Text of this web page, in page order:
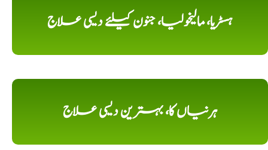
ہسٹریا، مالیخولیا، جنون کیلئے دیسی علاج
ہرنیاں کا، بہترین دیسی علاج